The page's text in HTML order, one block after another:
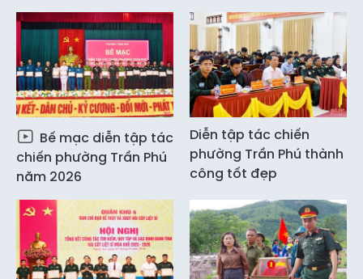
Bế mạc diễn tập tác
chiến phường Trần Phú
năm 2026
Diễn tập tác chiến
phường Trần Phú thành
công tốt đẹp